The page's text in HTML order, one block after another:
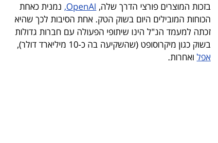
קריירה
ולימודים
מינויים
בזכות המוצרים פורצי הדרך שלה, OpenAI, נמנית כאחת
הכוחות המובילים היום בשוק הטק. אחת הסיבות לכך שהיא
זכתה למעמד הנ"ל הינו שיתופי הפעולה עם חברות גדולות
בשוק כגון מיקרוסופט (שהשקיעה בה כ-10 מיליארד דולר),
אפל ואחרות.